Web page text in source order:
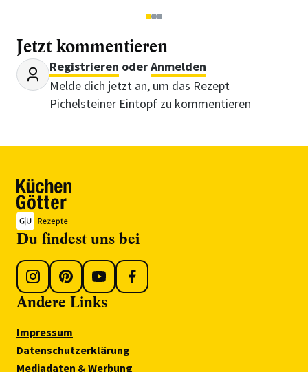
123
Jetzt kommentieren
Registrieren oderAnmelden
Melde dich jetzt an, um das Rezept
Pichelsteiner Eintopf zu kommentieren
Du findest uns bei
Andere Links
Impressum
Datenschutzerklärung
Mediadaten & Werbung